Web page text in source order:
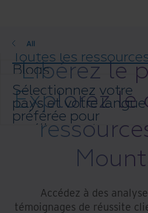
Toutes les
Blogs
Réussites client
Guides solution
Webinaires
Livre blanc
All
Sélectionnez votre
pays et votre langue
préférée pour
améliorer votre
expérience de
navigation.
Pays et langue
Asia-Pacific and India
Europe and Southern Africa
Libérez le
Explorez le
Accédez à des
témoignages de réussite